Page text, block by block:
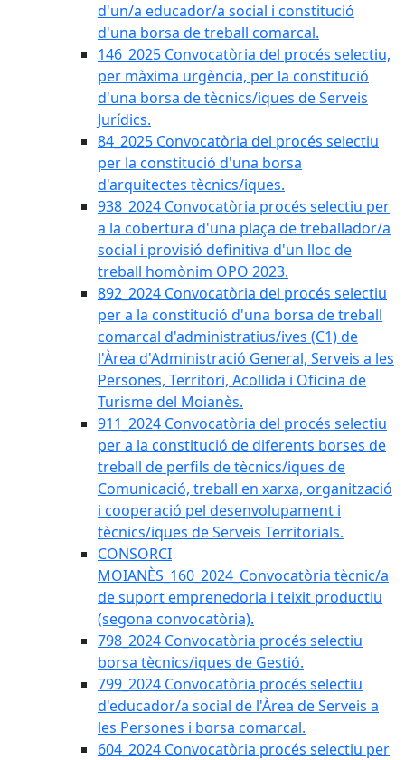
d'un/a educador/a social i constitució
d'una borsa de treball comarcal.
146_2025 Convocatòria del procés selectiu,
per màxima urgència, per la constitució
d'una borsa de tècnics/iques de Serveis
Jurídics.
84_2025 Convocatòria del procés selectiu
per la constitució d'una borsa
d'arquitectes tècnics/iques.
938_2024 Convocatòria procés selectiu per
a la cobertura d'una plaça de treballador/a
social i provisió definitiva d'un lloc de
treball homònim OPO 2023.
892_2024 Convocatòria del procés selectiu
per a la constitució d'una borsa de treball
comarcal d'administratius/ives (C1) de
l'Àrea d'Administració General, Serveis a les
Persones, Territori, Acollida i Oficina de
Turisme del Moianès.
911_2024 Convocatòria del procés selectiu
per a la constitució de diferents borses de
treball de perfils de tècnics/iques de
Comunicació, treball en xarxa, organització
i cooperació pel desenvolupament i
tècnics/iques de Serveis Territorials.
CONSORCI
MOIANÈS_160_2024_Convocatòria tècnic/a
de suport emprenedoria i teixit productiu
(segona convocatòria).
798_2024 Convocatòria procés selectiu
borsa tècnics/iques de Gestió.
799_2024 Convocatòria procés selectiu
d'educador/a social de l'Àrea de Serveis a
les Persones i borsa comarcal.
604_2024 Convocatòria procés selectiu per